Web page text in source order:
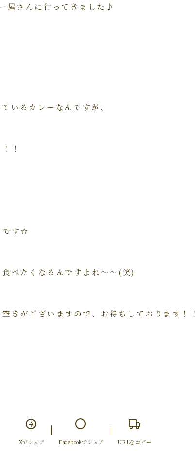
屋さんに行ってきました♪
いるカレーなんですが、
！
です☆
べたくなるんですよね～～(笑)
きがございますので、お待ちしております！！
Xでシェア Facebookでシェア URLをコピー